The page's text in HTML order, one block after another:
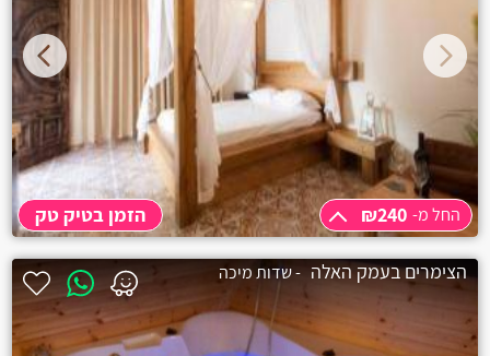
החל מ-
₪240
שעה
₪240
שעתיים
₪240
₪240
הזמן בטיק טק החל מ- ₪240
הצימרים בעמק האלה - שדות מיכה